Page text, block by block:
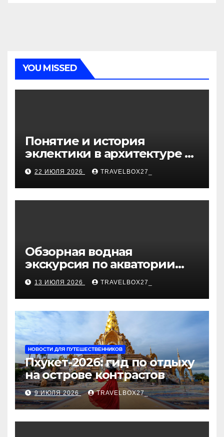
YOU MISSED
Понятие и история
эклектики в архитектуре и
дизайне интерьеров
22 ИЮЛЯ 2026 TRAVELBOX27_
Обзорная водная
экскурсия по акватории
бухты Песчаная
13 ИЮЛЯ 2026 TRAVELBOX27_
НОВОСТИ ДЛЯ ПУТЕШЕСТВЕННИКОВ
Пхукет-2026: гид по отдыху
на острове контрастов
9 ИЮЛЯ 2026 TRAVELBOX27_